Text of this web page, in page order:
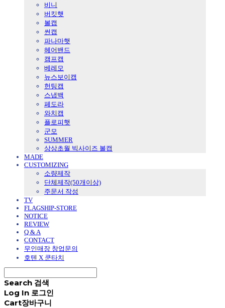
비니
버킷햇
볼캡
썬캡
파나마햇
헤어밴드
캠프캡
베레모
뉴스보이캡
헌팅캡
스냅백
페도라
와치캡
플로피햇
군모
SUMMER
상상초월 빅사이즈 볼캡
MADE
CUSTOMIZING
소량제작
단체제작(50개이상)
주문서 작성
TV
FLAGSHIP-STORE
NOTICE
REVIEW
Q & A
CONTACT
무인매장 창업문의
호텐 X 쿤타치
Search 검색
Log In 로그인
Cart장바구니